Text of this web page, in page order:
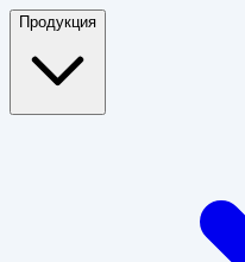
Продукция